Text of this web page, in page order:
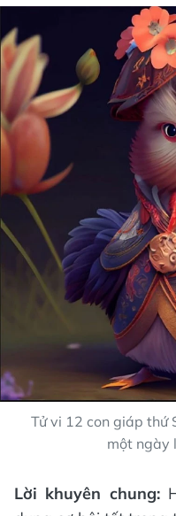
Tử vi 12 con giáp thứ
một ngày
Lời khuyên chung: